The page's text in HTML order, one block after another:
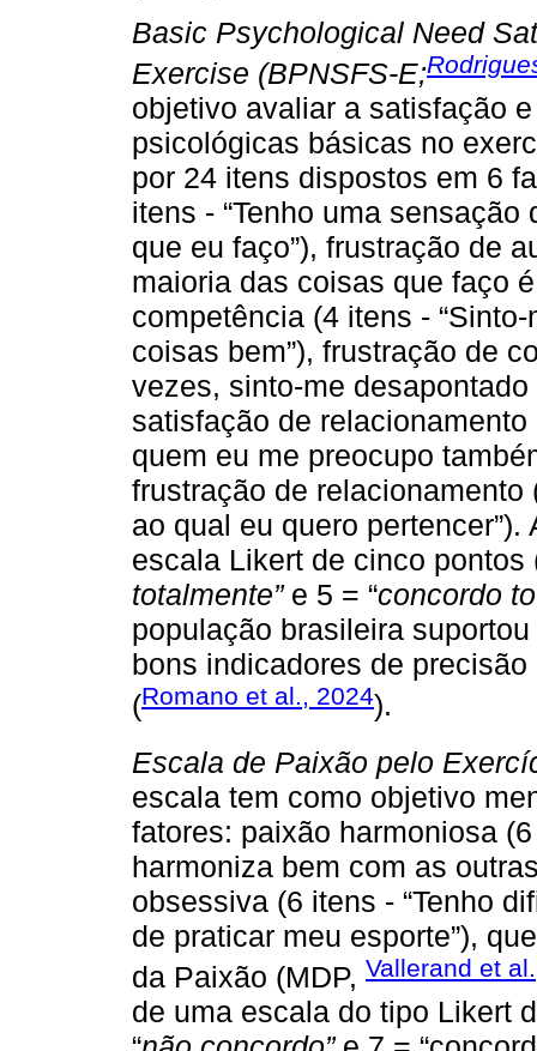
Basic Psychological Need
Exercise (BPNSFS-E;
objetivo avaliar a satisfação
psicológicas básicas no
por 24 itens dispostos em 6
itens - “Tenho uma
que eu faço”), frustração de
maioria das coisas que faço
competência (4 itens -
coisas bem”), frustração de
vezes, sinto-me
satisfação de
quem eu me preocupo
frustração de relacionamento
ao qual eu quero
escala Likert de cinco pontos
totalmente”e 5 = “concordo
população brasileira
bons indicadores de
(Romano et al., 2024).
Escala de Paixão pelo
escala tem como objetivo
fatores: paixão harmoniosa
harmoniza bem com as
obsessiva (6 itens - “Tenho
de praticar meu esporte”),
da Paixão (MDP, Vallerand et
de uma escala do tipo Likert